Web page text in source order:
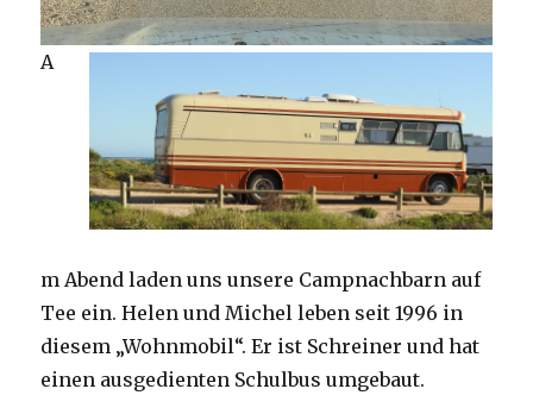
A
m Abend laden uns unsere Campnachbarn auf
Tee ein. Helen und Michel leben seit 1996 in
diesem „Wohnmobil“. Er ist Schreiner und hat
einen ausgedienten Schulbus umgebaut.